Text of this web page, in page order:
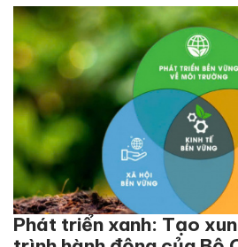
Phát triển xanh: Tạo